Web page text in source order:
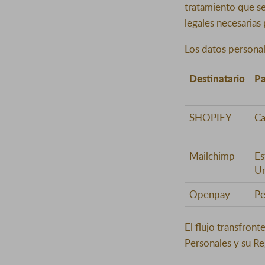
tratamiento que
legales
Los datos
Destinatario
SHOPIFY
Mailchimp
Openpay
El flujo
Personales y su